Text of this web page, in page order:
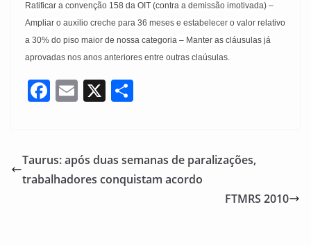
Ratificar a convenção 158 da OIT (contra a demissão imotivada) –
Ampliar o auxilio creche para 36 meses e estabelecer o valor relativo
a 30% do piso maior de nossa categoria – Manter as cláusulas já
aprovadas nos anos anteriores entre outras claúsulas.
F
e
b
E
l
X
e
Taurus: após duas semanas de paralizações,
trabalhadores conquistam acordo
FTMRS 2010